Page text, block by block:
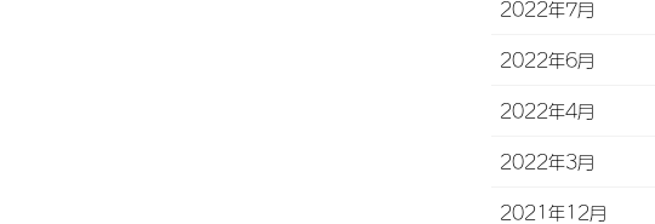
2022年7月
2022年6月
2022年4月
2022年3月
2021年12月